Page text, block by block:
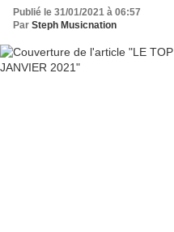
Publié le 31/01/2021 à 06:57
Par Steph Musicnation